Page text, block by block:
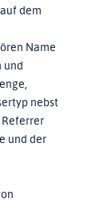
dem
Name
und
nebst
Referrer
und der